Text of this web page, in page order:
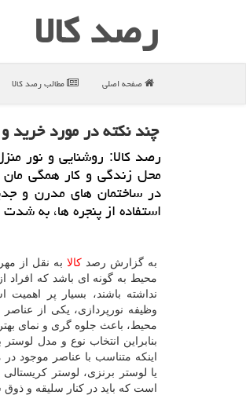
رصد كالا
صفحه اصلی مطالب رصد كالا
چند نكته در مورد خرید
رصد كالا: روشنایی و نور
محل زندگی و كار همگی
در ساختمان های مدرن و
استفاده از پنجره ها، به
به گزارش رصد كالابه نقل از
محیط به گونه ای باشد كه
نداشته باشند، بسیار پر
وظیفه نورپردازی، یكی از
محیط، باعث جلوه گری و نمای
بنابراین انتخاب نوع و مدل
اینكه متناسب با عناصر موجود
یا لوستر برنزی، لوستر
است كه باید در كنار سلیقه و